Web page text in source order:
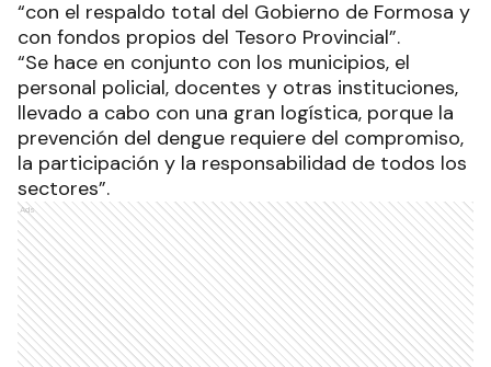
“con el respaldo total del Gobierno de Formosa y
con fondos propios del Tesoro Provincial”.
“Se hace en conjunto con los municipios, el
personal policial, docentes y otras instituciones,
llevado a cabo con una gran logística, porque la
prevención del dengue requiere del compromiso,
la participación y la responsabilidad de todos los
sectores”.
Ads